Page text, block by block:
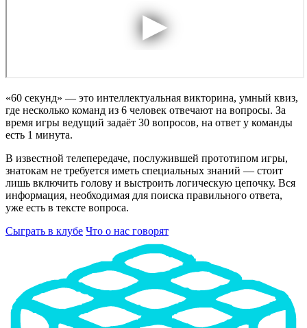
«60 секунд» — это интеллектуальная викторина, умный квиз,
где несколько команд из 6 человек отвечают на вопросы. За
время игры ведущий задаёт 30 вопросов, на ответ у команды
есть 1 минута.
В известной телепередаче, послужившей прототипом игры,
знатокам не требуется иметь специальных знаний — стоит
лишь включить голову и выстроить логическую цепочку. Вся
информация, необходимая для поиска правильного ответа,
уже есть в тексте вопроса.
Сыграть в клубе Что о нас говорят